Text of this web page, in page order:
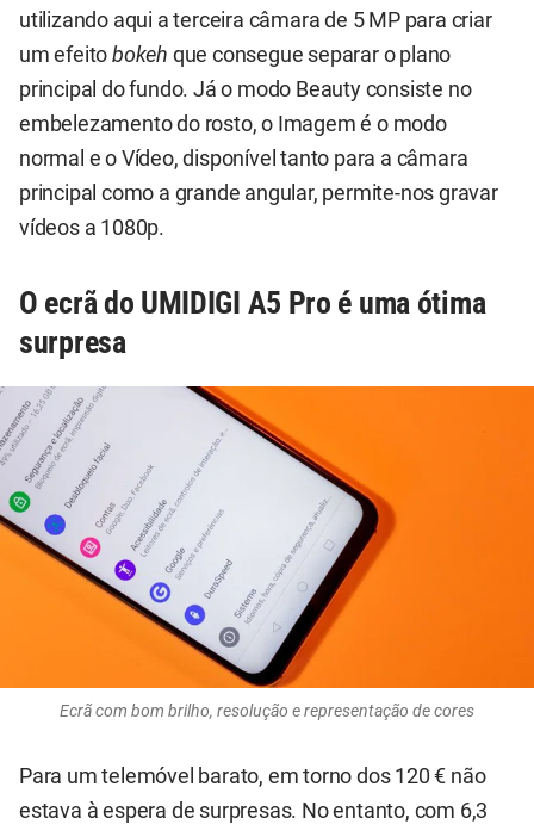
utilizando aqui a terceira câmara de 5 MP para criar
um efeitobokeh que consegue separar o plano
principal do fundo. Já o modo Beauty consiste no
embelezamento do rosto, o Imagem é o modo
normal e o Vídeo, disponível tanto para a câmara
principal como a grande angular, permite-nos gravar
vídeos a 1080p.
O ecrã do UMIDIGI A5 Pro é uma ótima
surpresa
Ecrã com bom brilho, resolução e representação de cores
Para um telemóvel barato, em torno dos 120 € não
estava à espera de surpresas. No entanto, com 6,3